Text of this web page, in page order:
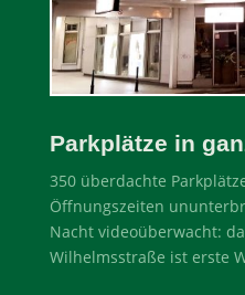
Parkplätze in
350 überdachte
Öffnungszeiten
Nacht videoüberwacht:
Wilhelmsstraße ist erste